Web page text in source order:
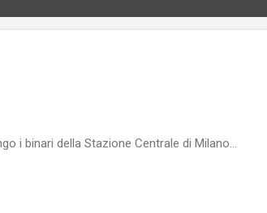
i binari della Stazione Centrale di Milano...